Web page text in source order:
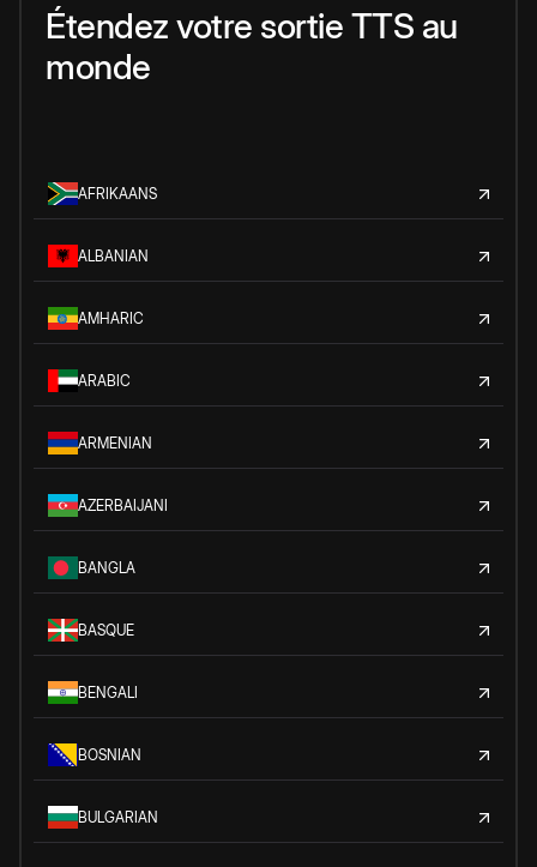
Étendez votre sortie TTS au
monde
AFRIKAANS
ALBANIAN
AMHARIC
ARABIC
ARMENIAN
AZERBAIJANI
BANGLA
BASQUE
BENGALI
BOSNIAN
BULGARIAN